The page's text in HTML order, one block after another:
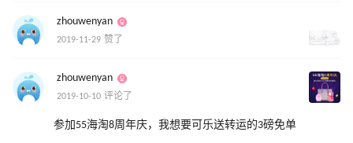
zhouwenyan
2019-11-29 赞了
zhouwenyan
2019-10-10 评论了
参加55海淘8周年庆，我想要可乐送转运的3磅免单